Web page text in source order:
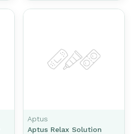
Aptus
Aptus Relax Solution